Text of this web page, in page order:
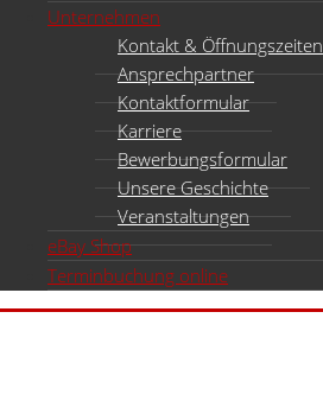
Unternehmen
Kontakt & Öffnungszeiten
Ansprechpartner
Kontaktformular
Karriere
Bewerbungsformular
Unsere Geschichte
Veranstaltungen
eBay Shop
Terminbuchung online